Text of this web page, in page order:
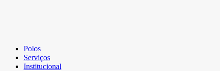
Polos
Serviços
Institucional